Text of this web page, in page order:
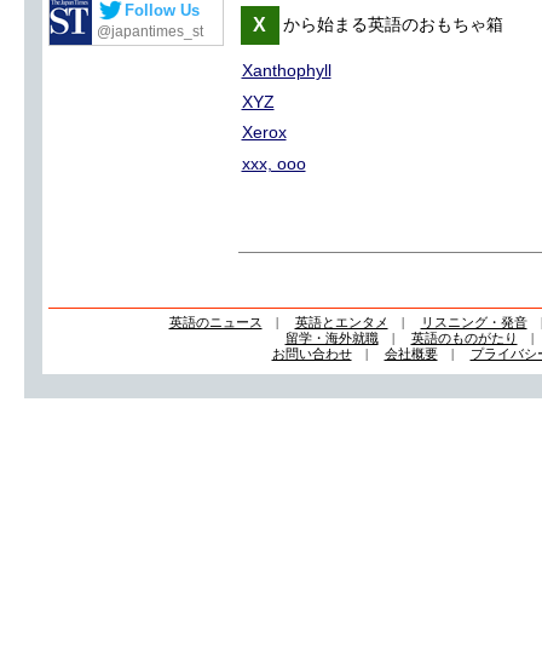
Follow Us
@japantimes_st X から始まる英語のおもちゃ箱
Xanthophyll
XYZ
Xerox
xxx, ooo
英語のニュース | 英語とエンタメ | リスニング・発音
留学・海外就職| 英語のものがたり
お問い合わせ| 会社概要| プライバシ